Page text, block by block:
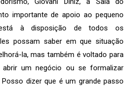
importante de apoio ao pequeno
à disposição de todos os
possam saber em que situação
la, mas também é voltado para
um negócio ou se formalizar
Posso dizer que é um grande passo